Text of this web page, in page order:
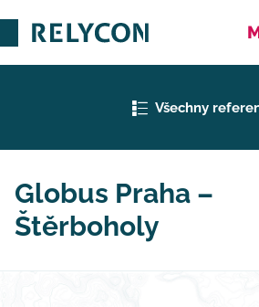
Všechny
Globus Praha –
Štěrboholy